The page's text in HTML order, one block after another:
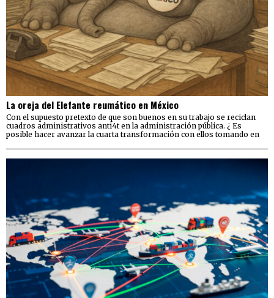
La oreja del Elefante reumático en México
Con el supuesto pretexto de que son buenos en su trabajo se reciclan
cuadros administrativos anti4t en la administración pública. ¿ Es
posible hacer avanzar la cuarta transformación con ellos tomando en